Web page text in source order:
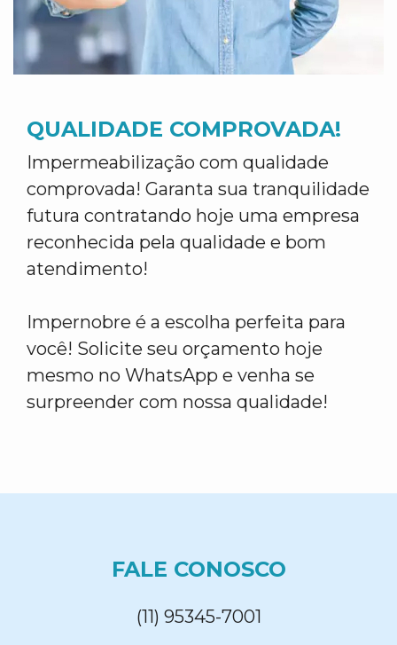
QUALIDADE COMPROVADA!
Impermeabilização com qualidade
comprovada! Garanta sua tranquilidade
futura contratando hoje uma empresa
reconhecida pela qualidade e bom
atendimento!
Impernobre é a escolha perfeita para
você! Solicite seu orçamento hoje
mesmo no WhatsApp e venha se
surpreender com nossa qualidade!
FALE CONOSCO
(11) 95345-7001